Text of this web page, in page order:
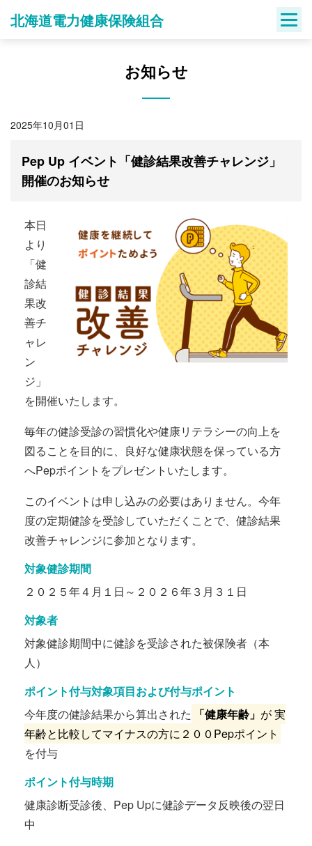
北海道電力健康保険組合
お知らせ
2025年10月01日
Pep Up イベント「健診結果改善チャレンジ」
開催のお知らせ
本日
より
「健
診結
果改
善チ
ャレ
ン
ジ」
を開催いたします。
毎年の健診受診の習慣化や健康リテラシーの向上を
図ることを目的に、良好な健康状態を保っている方
へPepポイントをプレゼントいたします。
このイベントは申し込みの必要はありません。今年
度の定期健診を受診していただくことで、健診結果
改善チャレンジに参加となります。
対象健診期間
２０２５年４月１日～２０２６年３月３１日
対象者
対象健診期間中に健診を受診された被保険者（本
人）
ポイント付与対象項目および付与ポイント
今年度の健診結果から算出された
「健康年齢」 が 実
年齢と比較してマイナスの方に２００Pepポイント
を付与
ポイント付与時期
健康診断受診後、Pep Upに健診データ反映後の翌日
中